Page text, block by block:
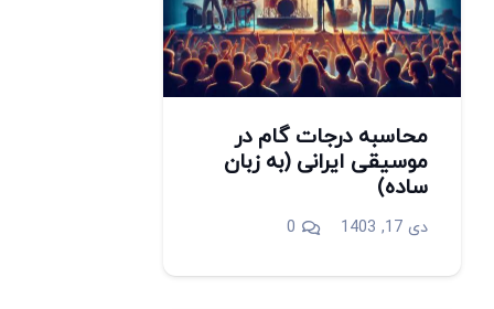
محاسبه درجات گام در
موسیقی ایرانی (به زبان
ساده)
دی 17, 1403 0